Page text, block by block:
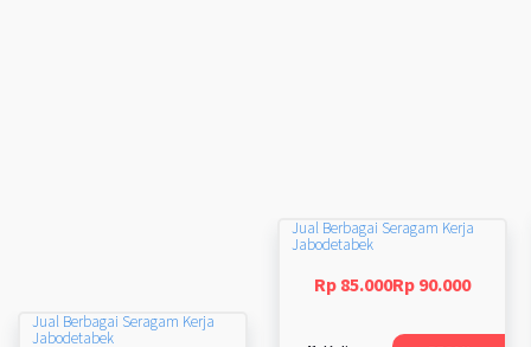
Jual Berbagai Seragam Kerja
Jabodetabek
Rp 85.000Rp 90.000
Jual Berbagai Seragam Kerja
Jabodetabek